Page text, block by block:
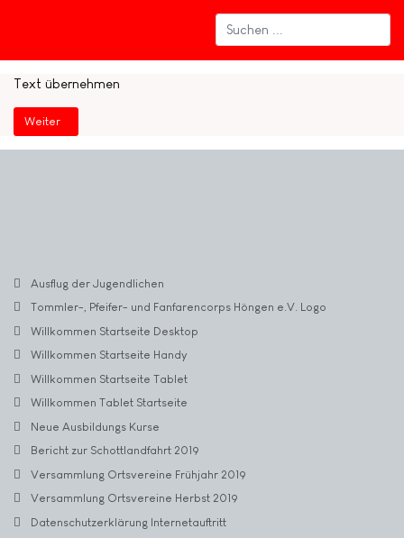
Text übernehmen
Nächster Beitrag: Willkommen Startseite Tablet
Weiter
Ausflug der Jugendlichen
Tommler-, Pfeifer- und Fanfarencorps Höngen e.V. Logo
Willkommen Startseite Desktop
Willkommen Startseite Handy
Willkommen Startseite Tablet
Willkommen Tablet Startseite
Neue Ausbildungs Kurse
Bericht zur Schottlandfahrt 2019
Versammlung Ortsvereine Frühjahr 2019
Versammlung Ortsvereine Herbst 2019
Datenschutzerklärung Internetauftritt